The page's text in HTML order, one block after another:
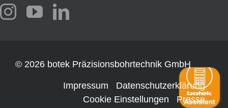
© 2026 botek Präzisionsbohrtechnik GmbH
Impressum
Datenschutzerklärung
Cookie Einstellungen
Presse